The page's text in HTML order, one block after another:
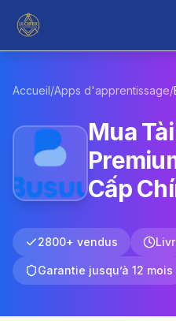
Accueil/Apps d'apprentissage/
Mua
Cấp
2800+ vendus
Garantie jusqu’à 12 mois